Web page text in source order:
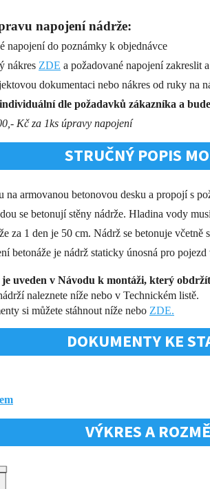
napojení nádrže:
napojení do poznámky k objednávce
nákres ZDE a požadované napojení zakreslit
dokumentaci nebo nákres od ruky na
dle požadavků zákazníka a
Kč za 1ks úpravy napojení
STRUČNÝ POPIS
na armovanou betonovou desku a propojí s
se betonují stěny nádrže. Hladina vody
za 1 den je 50 cm. Nádrž se betonuje včetně
betonáže je nádrž staticky únosná pro
uveden v Návodu k montáži, který
naleznete níže nebo v Technickém listě.
si můžete stáhnout níže nebo ZDE.
DOKUMENTY KE
VÝKRES A